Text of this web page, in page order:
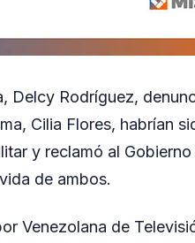
Delcy Rodríguez,
Cilia Flores, habrían
y reclamó al
de ambos.
Venezolana de